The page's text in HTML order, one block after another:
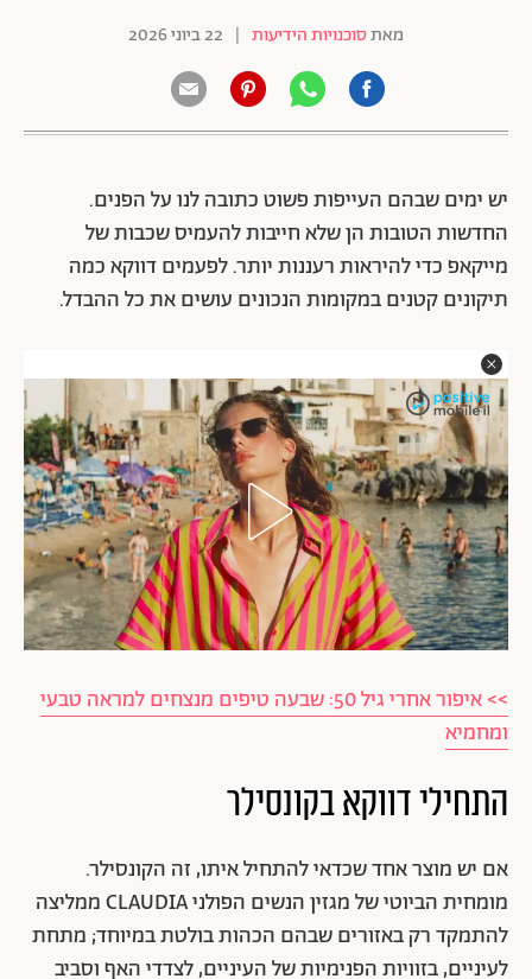
מאתסוכנויות הידיעות | 22 ביוני 2026
יש ימים שבהם העייפות פשוט כתובה לנו על הפנים.
החדשות הטובות הן שלא חייבות להעמיס שכבות של
מייקאפ כדי להיראות רעננות יותר. לפעמים דווקא כמה
תיקונים קטנים במקומות הנכונים עושים את כל ההבדל.
>> איפור אחרי גיל 50: שבעה טיפים מנצחים למראה טבעי
ומחמיא
התחילי דווקא בקונסילר
אם יש מוצר אחד שכדאי להתחיל איתו, זה הקונסילר.
מומחית הביוטי של מגזין הנשים הפולני CLAUDIA ממליצה
להתמקד רק באזורים שבהם הכהות בולטת במיוחד; מתחת
לעיניים, בזוויות הפנימיות של העיניים, לצדדי האף וסביב